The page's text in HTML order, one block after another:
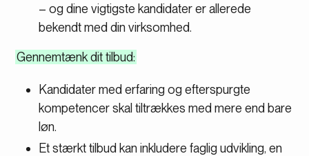
– og dine vigtigste kandidater er allerede
bekendt med din virksomhed.
Gennemtænk dit tilbud:
Kandidater med erfaring og efterspurgte
kompetencer skal tiltrækkes med mere end bare
løn.
Et stærkt tilbud kan inkludere faglig udvikling, en